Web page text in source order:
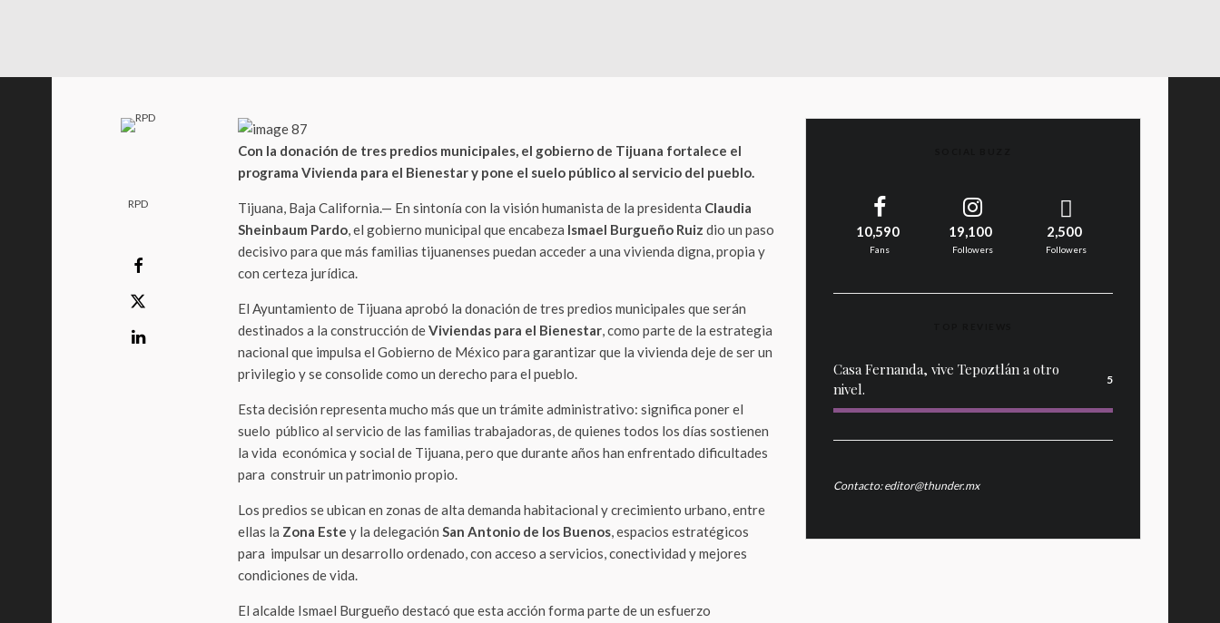
RPD
Con la donación de tres predios municipales, el gobierno de Tijuana fortalece el
programa Vivienda para el Bienestar y pone el suelo público al servicio del pueblo.
Tijuana, Baja California.— En sintonía con la visión humanista de la presidenta Claudia
Sheinbaum Pardo, el gobierno municipal que encabeza Ismael Burgueño Ruiz dio un paso
decisivo para que más familias tijuanenses puedan acceder a una vivienda digna, propia y
con certeza jurídica.
El Ayuntamiento de Tijuana aprobó la donación de tres predios municipales que serán
destinados a la construcción deViviendas para el Bienestar, como parte de la estrategia
nacional que impulsa el Gobierno de México para garantizar que la vivienda deje de ser un
privilegio y se consolide como un derecho para el pueblo.
Esta decisión representa mucho más que un trámite administrativo: significa poner el
suelo público al servicio de las familias trabajadoras, de quienes todos los días sostienen
la vida económica y social de Tijuana, pero que durante años han enfrentado dificultades
para construir un patrimonio propio.
Los predios se ubican en zonas de alta demanda habitacional y crecimiento urbano, entre
ellas la Zona Este y la delegación San Antonio de los Buenos, espacios estratégicos
para impulsar un desarrollo ordenado, con acceso a servicios, conectividad y mejores
condiciones de vida.
El alcalde Ismael Burgueño destacó que esta acción forma parte de un esfuerzo
10,590
Fans
19,100
Followers
2,500
Followers
Casa Fernanda, vive Tepoztlán a otro
nivel.
5
Contacto: editor@thunder.mx